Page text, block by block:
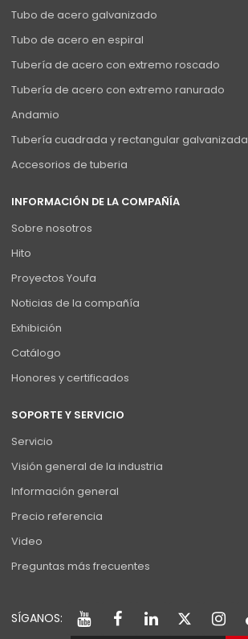
Tubo de acero galvanizado
Tubo de acero en espiral
Tubería de acero con extremo roscado
Tubería de acero con extremo ranurado
Andamio
Tubería cuadrada y rectangular galvanizada
Accesorios de tuberia
INFORMACIÓN DE LA COMPAÑÍA
Sobre nosotros
Hito
Proyectos Youfa
Noticias de la compañía
Exhibición
Catálogo
Honores y certificados
SOPORTE Y SERVICIO
Servicio
Visión general de la industria
Información general
Precio referencia
Video
Preguntas más frecuentes
SÍGANOS: